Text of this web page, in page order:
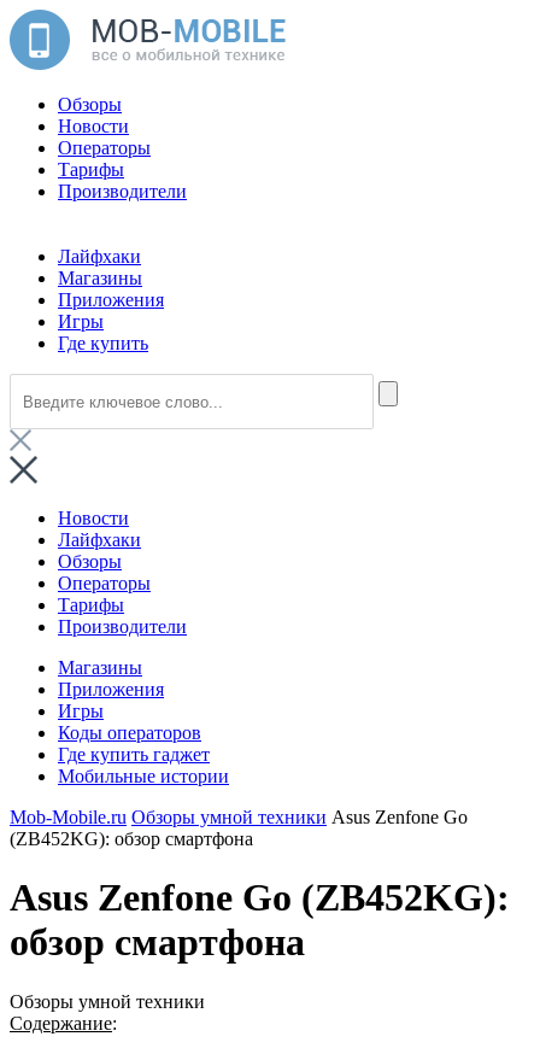
Обзоры
Новости
Операторы
Тарифы
Производители
Лайфхаки
Магазины
Приложения
Игры
Где купить
Новости
Лайфхаки
Обзоры
Операторы
Тарифы
Производители
Магазины
Приложения
Игры
Коды операторов
Где купить гаджет
Мобильные истории
Mob-Mobile.ru Обзоры умной техники Asus Zenfone Go
(ZB452KG): обзор смартфона
Asus Zenfone Go (ZB452KG):
обзор смартфона
Обзоры умной техники
Содержание: